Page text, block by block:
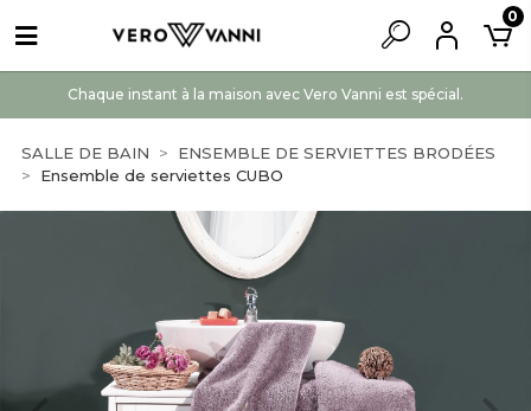
Chaque instant à la maison avec Vero Vanni est spécial.
0
SALLE DE BAIN
ENSEMBLE DE SERVIETTES BRODÉES
Ensemble de serviettes CUBO